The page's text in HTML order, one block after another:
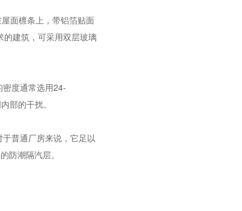
面檩条上，带铝箔贴面
的建筑，可采用双层玻璃
度通常选用24-
部的干扰。
普通厂房来说，它足以
防潮隔汽层。